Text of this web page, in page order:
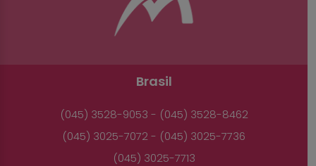
Brasil
(045) 3528-9053 - (045) 3528-8462
(045) 3025-7072 - (045) 3025-7736
(045) 3025-7713